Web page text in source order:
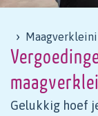
Gelukkig hoef